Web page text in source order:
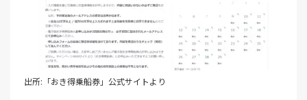
出所:「おき得乗船券」公式サイトより